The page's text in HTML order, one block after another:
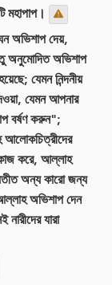
মহাপাপ।
অভিশাপ দেয়,
অনুমোদিত অভিশাপ
যেমন নিন্দনীয়
যেমন আপনার
বর্ষণ করুন";
করে, আল্লাহ
অন্য কারো জন্য
অভিশাপ দেন
যারা